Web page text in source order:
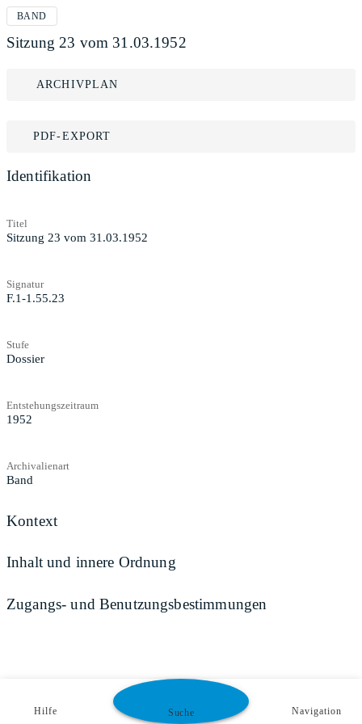
BAND
Sitzung 23 vom 31.03.1952
ARCHIVPLAN
PDF-EXPORT
Identifikation
Titel
Sitzung 23 vom 31.03.1952
Signatur
F.1-1.55.23
Stufe
Dossier
Entstehungszeitraum
1952
Archivalienart
Band
Kontext
Inhalt und innere Ordnung
Zugangs- und Benutzungsbestimmungen
Hilfe Suche Navigation